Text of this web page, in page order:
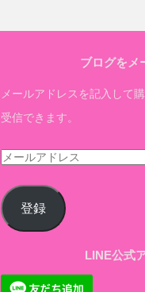
ブログをメ
メールアドレスを記入して
受信できます。
メ
ル
ア
レ
登録
LINE公式